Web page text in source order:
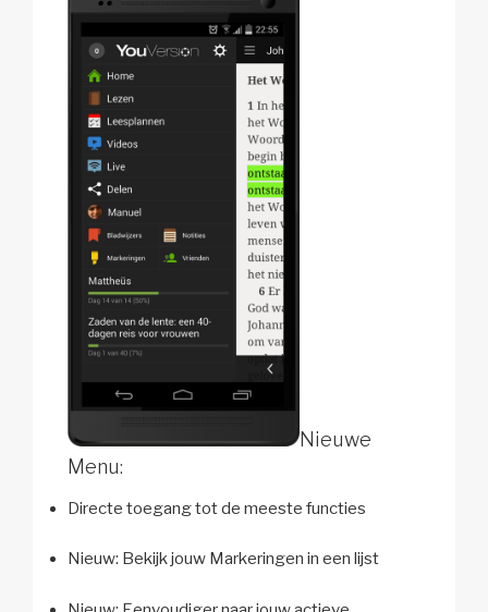
Nieuwe
Menu:
Directe toegang tot de meeste functies
Nieuw: Bekijk jouw Markeringen in een lijst